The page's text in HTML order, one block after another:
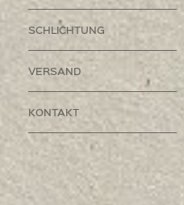
SCHLICHTUNG
VERSAND
KONTAKT